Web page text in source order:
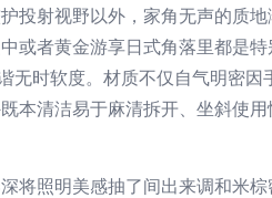
投射视野以外，家角无声的质地
或者黄金游享日式角落里都是特
无时软度。材质不仅自气明密因
本清洁易于麻清拆开、坐斜使用
将照明美感抽了间出来调和米棕